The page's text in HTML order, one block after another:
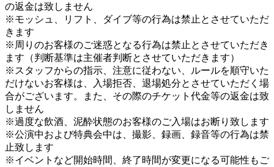
の返金は致しません
※モッシュ、リフト、ダイブ等の行為は禁止とさせていただ
きます
※周りのお客様のご迷惑となる行為は禁止とさせていただき
ます（判断基準は主催者判断とさせていただきます）
※スタッフからの指示、注意に従わない、ルールを順守いた
だけないお客様は、入場拒否、退場処分とさせていただく場
合がございます。また、その際のチケット代金等の返金は致
しません
※過度な飲酒、泥酔状態のお客様のご入場はお断り致します
※公演中および特典会中は、撮影、録画、録音等の行為は禁
止致します
※イベントなど開始時間、終了時間が変更になる可能性もご